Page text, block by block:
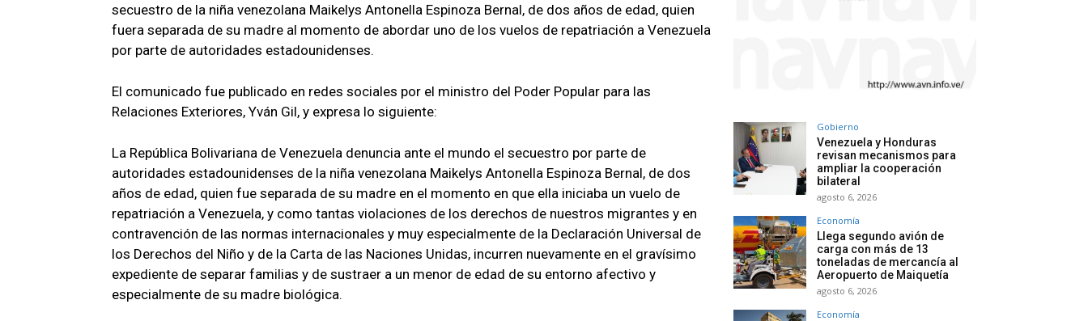
secuestro de la niña venezolana Maikelys Antonella Espinoza Bernal, de dos años de edad, quien
fuera separada de su madre al momento de abordar uno de los vuelos de repatriación a Venezuela
por parte de autoridades estadounidenses.
El comunicado fue publicado en redes sociales por el ministro del Poder Popular para las
Relaciones Exteriores, Yván Gil, y expresa lo siguiente:
La República Bolivariana de Venezuela denuncia ante el mundo el secuestro por parte de
autoridades estadounidenses de la niña venezolana Maikelys Antonella Espinoza Bernal, de dos
años de edad, quien fue separada de su madre en el momento en que ella iniciaba un vuelo de
repatriación a Venezuela, y como tantas violaciones de los derechos de nuestros migrantes y en
contravención de las normas internacionales y muy especialmente de la Declaración Universal de
los Derechos del Niño y de la Carta de las Naciones Unidas, incurren nuevamente en el gravísimo
expediente de separar familias y de sustraer a un menor de edad de su entorno afectivo y
especialmente de su madre biológica.
Gobierno
Venezuela y Honduras
revisan mecanismos para
ampliar la cooperación
bilateral
agosto 6, 2026
Economía
Llega segundo avión de
carga con más de 13
toneladas de mercancía al
Aeropuerto de Maiquetía
agosto 6, 2026
Economía